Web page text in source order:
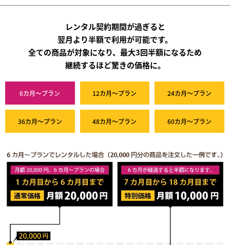
レンタル契約期間が過ぎると
翌月より半額で利用が可能です。
全ての商品が対象になり、最大3回半額になるため
継続するほど驚きの価格に。
6カ月～プラン 12カ月～プラン 24カ月～プラン
36カ月～プラン 48カ月～プラン 60カ月～プラン